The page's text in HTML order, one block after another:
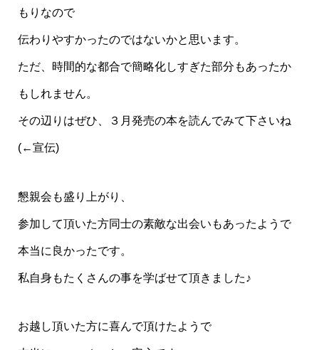
もりなので
伝わりやすかったのではないかと思います。
ただ、時間的な都合で簡略化しすぎた部分もあったか
もしれません。
その辺りはぜひ、３月発売の本を読んでみて下さいね
(←宣伝)
懇親会も盛り上がり、
参加して頂いた方同士の素敵な出会いもあったようで
本当に良かったです。
私自身もたくさんの事を学ばせて頂きました♪
お越し頂いた方に喜んで頂けたようで